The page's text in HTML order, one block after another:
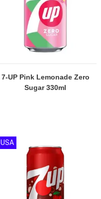
7-UP Pink Lemonade Zero
Sugar 330ml
USA